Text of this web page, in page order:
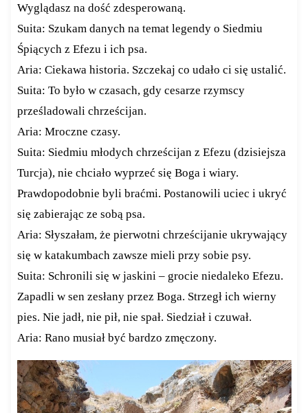
Wyglądasz na dość zdesperowaną.
Suita: Szukam danych na temat legendy o Siedmiu
Śpiących z Efezu i ich psa.
Aria: Ciekawa historia. Szczekaj co udało ci się ustalić.
Suita: To było w czasach, gdy cesarze rzymscy
prześladowali chrześcijan.
Aria: Mroczne czasy.
Suita: Siedmiu młodych chrześcijan z Efezu (dzisiejsza
Turcja), nie chciało wyprzeć się Boga i wiary.
Prawdopodobnie byli braćmi. Postanowili uciec i ukryć
się zabierając ze sobą psa.
Aria: Słyszałam, że pierwotni chrześcijanie ukrywający
się w katakumbach zawsze mieli przy sobie psy.
Suita: Schronili się w jaskini – grocie niedaleko Efezu.
Zapadli w sen zesłany przez Boga. Strzegł ich wierny
pies. Nie jadł, nie pił, nie spał. Siedział i czuwał.
Aria: Rano musiał być bardzo zmęczony.